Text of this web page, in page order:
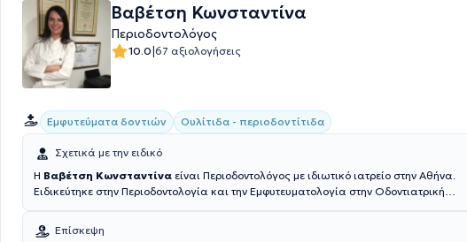
Βαβέτση Κωνσταντίνα
Περιοδοντολόγος
10.0|67 αξιολογήσεις
Εμφυτεύματα δοντιών Ουλίτιδα - περιοδοντίτιδα
Σχετικά με την ειδικό
H Βαβέτση Κωνσταντίνα είναι Περιοδοντολόγος με ιδιωτικό ιατρείο στην Αθήνα.
Ειδικεύτηκε στην Περιοδοντολογία και την Εμφυτευματολογία στην Οδοντιατρική
πραγματοποιήσει Mastership/ Fellowship course στο RWTH Πανεπιστήμιο του Aachen
Γερμανίας, με αντικείμενο τις θεραπείες Laser στην Οδοντιατρική, όπου και απέκτησε
Επίσκεψη